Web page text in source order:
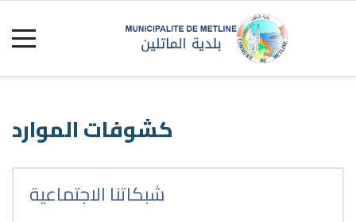
كشوفات الموارد
شبكاتنا الاجتماعية